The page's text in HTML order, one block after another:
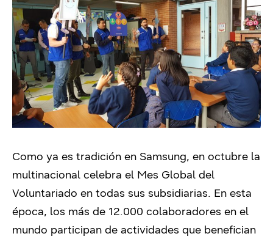
Como ya es tradición en Samsung, en octubre la
multinacional celebra el Mes Global del
Voluntariado en todas sus subsidiarias. En esta
época, los más de 12.000 colaboradores en el
mundo participan de actividades que benefician